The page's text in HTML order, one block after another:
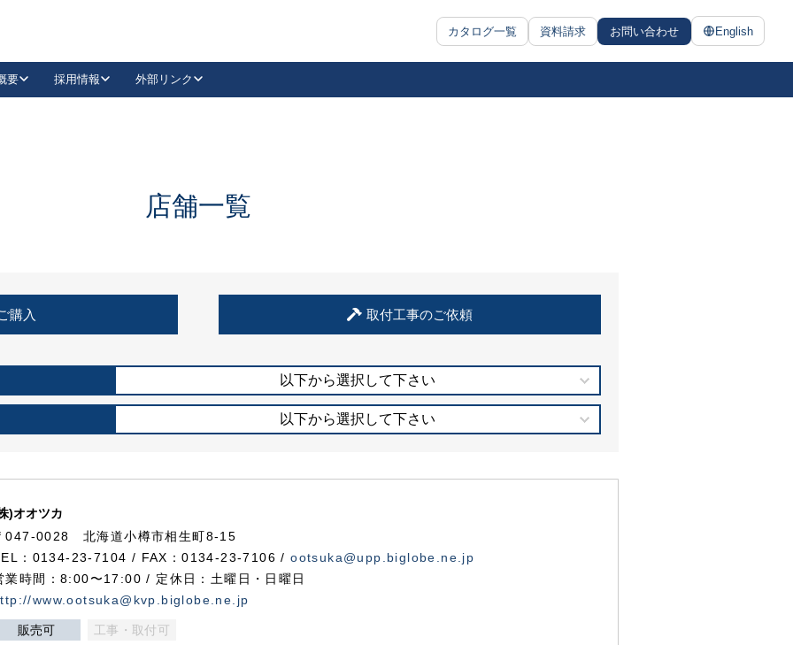
カタログ一覧 資料請求 お問い合わせ English
抗ウイルス・抗菌製品
要 採用情報 外部リンク
LinkedIn
住宅使用部材標準化推進協議会
店舗一覧
購入 取付工事のご依頼
以下から選択して下さい
以下から選択して下さい
)オオツカ
047-0028 北海道小樽市相生町8-15
：0134-23-7104 / FAX：0134-23-7106 /ootsuka@upp.biglobe.ne.jp
業時間：8:00〜17:00 / 定休日：土曜日・日曜日
www.ootsuka@kvp.biglobe.ne.jp
販売可 工事・取付可